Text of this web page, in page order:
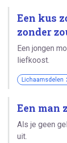
Een kus
zonder
Een jongen
liefkoost.
Lichaamsdelen
Een man
Als je geen
uit.